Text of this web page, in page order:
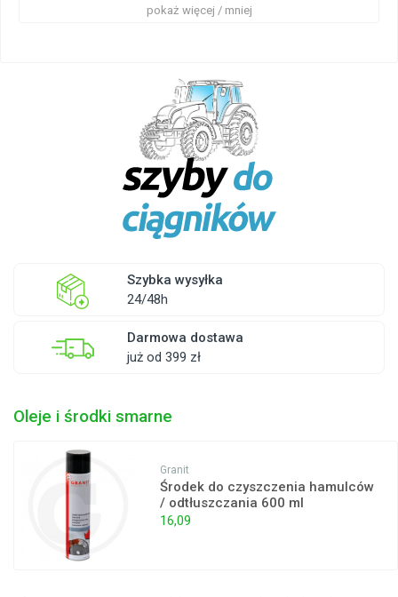
pokaż więcej / mniej
Szybka wysyłka
24/48h
Darmowa dostawa
już od 399 zł
Oleje i środki smarne
Granit
Środek do czyszczenia hamulców
/ odtłuszczania 600 ml
16,09